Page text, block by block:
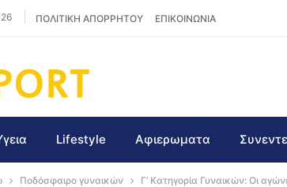
ΠΟΛΙΤΙΚΗ ΑΠΟΡΡΗΤΟΥ ΕΠΙΚΟΙΝΩΝΙΑ
Lifestyle Αφιερωματα
Ποδόσφαιρο γυναικών Γ’ Κατηγορία Γυναικών: Οι